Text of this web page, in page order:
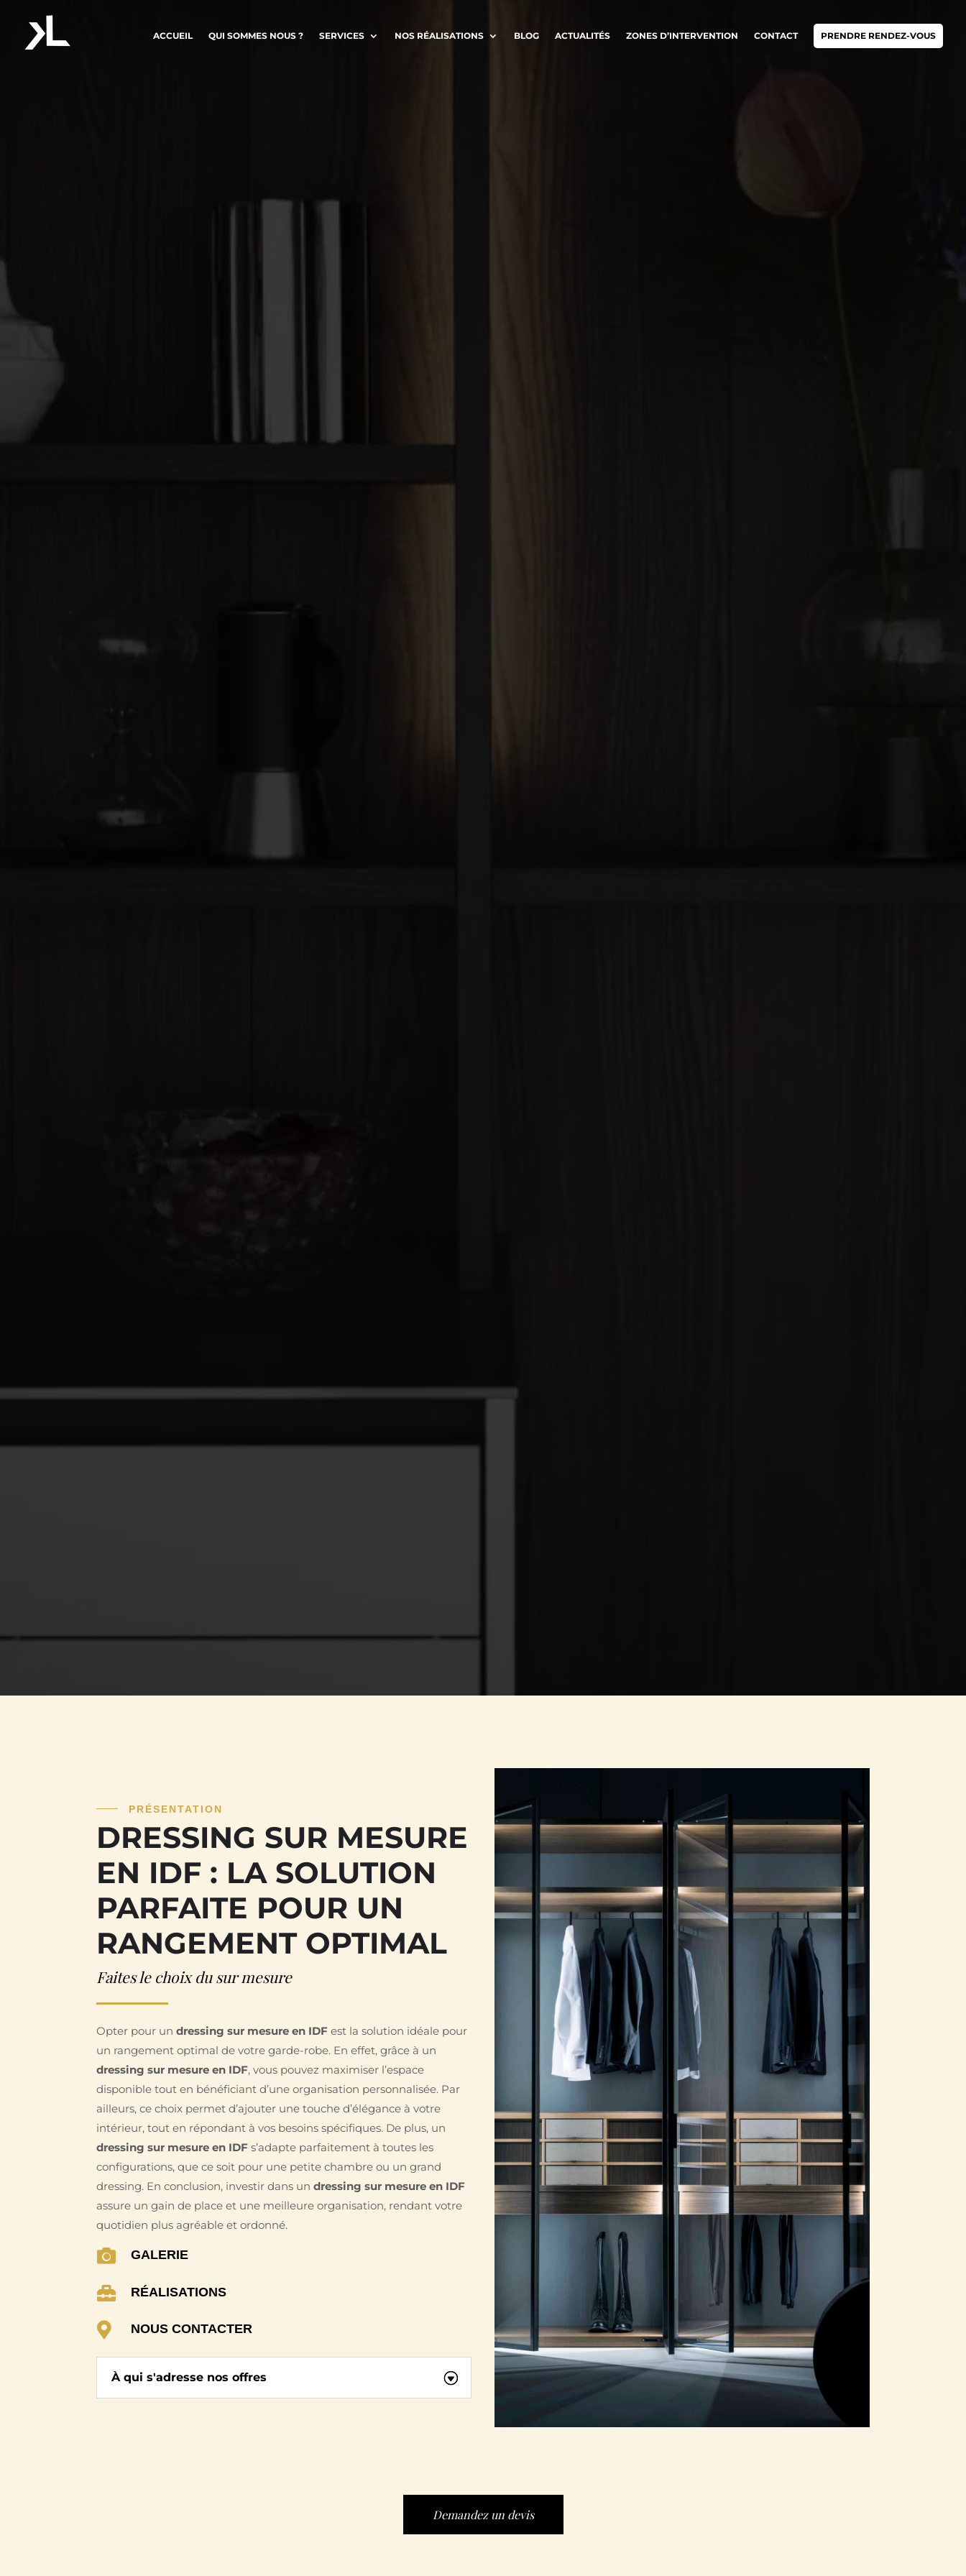
ACCUEIL QUI SOMMES NOUS ? SERVICES NOS RÉALISATIONS BLOG ACTUALITÉS ZONES D’INTERVENTION CONTACT PRENDRE RENDEZ-VOUS
CRÉATEUR DE DRESSING SUR MESURE
DRESSING SUR MESURE EN IDF
PRÉSENTATION
DRESSING SUR MESURE
EN IDF : LA SOLUTION
PARFAITE POUR UN
RANGEMENT OPTIMAL
Faites le choix du sur mesure
Opter pour undressing sur mesure en IDF est la solution idéale pour
un rangement optimal de votre garde-robe. En effet, grâce à un
dressing sur mesure en IDF, vous pouvez maximiser l’espace
disponible tout en bénéficiant d’une organisation personnalisée. Par
ailleurs, ce choix permet d’ajouter une touche d’élégance à votre
intérieur, tout en répondant à vos besoins spécifiques. De plus, un
dressing sur mesure en IDF s’adapte parfaitement à toutes les
configurations, que ce soit pour une petite chambre ou un grand
dressing. En conclusion, investir dans undressing sur mesure en IDF
assure un gain de place et une meilleure organisation, rendant votre
quotidien plus agréable et ordonné.
 GALERIE
 RÉALISATIONS
 NOUS CONTACTER
À qui s'adresse nos offres
Demandez un devis